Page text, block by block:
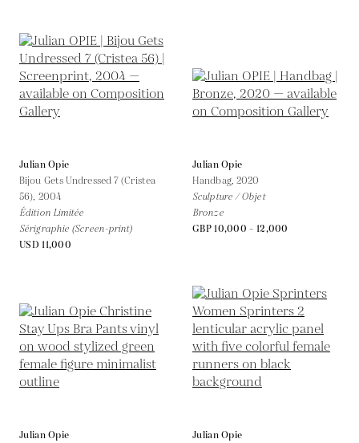
Julian Opie
Bijou Gets Undressed 7 (Cristea
56), 2004
Édition Limitée
Sérigraphie (Screen-print)
USD 11,000
Julian Opie
Handbag, 2020
Sculpture / Objet
Bronze
GBP 10,000 - 12,000
Julian Opie
Julian Opie